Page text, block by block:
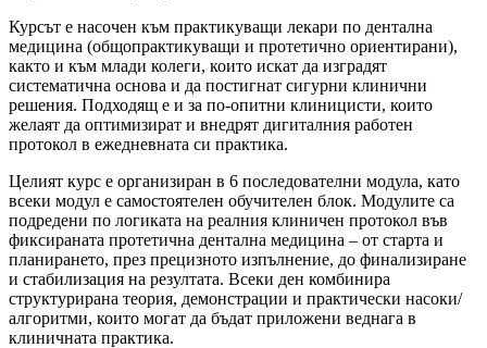
Курсът е насочен към практикуващи лекари по дентална
медицина (общопрактикуващи и протетично ориентирани),
както и към млади колеги, които искат да изградят
систематична основа и да постигнат сигурни клинични
решения. Подходящ е и за по-опитни клиницисти, които
желаят да оптимизират и внедрят дигиталния работен
протокол в ежедневната си практика.
Целият курс е организиран в 6 последователни модула, като
всеки модул е самостоятелен обучителен блок. Модулите са
подредени по логиката на реалния клиничен протокол във
фиксираната протетична дентална медицина – от старта и
планирането, през прецизното изпълнение, до финализиране
и стабилизация на резултата. Всеки ден комбинира
структурирана теория, демонстрации и практически насоки/
алгоритми, които могат да бъдат приложени веднага в
клиничната практика.